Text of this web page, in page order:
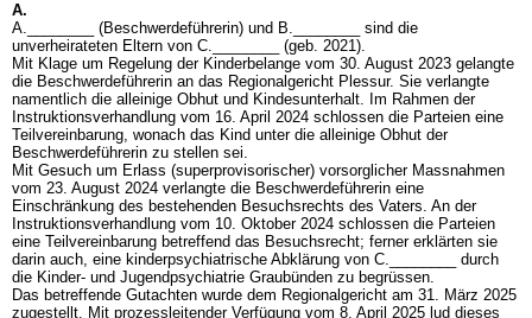
A.
A.________ (Beschwerdeführerin) und B.________ sind die
unverheirateten Eltern von C.________ (geb. 2021).
Mit Klage um Regelung der Kinderbelange vom 30. August 2023 gelangte
die Beschwerdeführerin an das Regionalgericht Plessur. Sie verlangte
namentlich die alleinige Obhut und Kindesunterhalt. Im Rahmen der
Instruktionsverhandlung vom 16. April 2024 schlossen die Parteien eine
Teilvereinbarung, wonach das Kind unter die alleinige Obhut der
Beschwerdeführerin zu stellen sei.
Mit Gesuch um Erlass (superprovisorischer) vorsorglicher Massnahmen
vom 23. August 2024 verlangte die Beschwerdeführerin eine
Einschränkung des bestehenden Besuchsrechts des Vaters. An der
Instruktionsverhandlung vom 10. Oktober 2024 schlossen die Parteien
eine Teilvereinbarung betreffend das Besuchsrecht; ferner erklärten sie
darin auch, eine kinderpsychiatrische Abklärung von C.________ durch
die Kinder- und Jugendpsychiatrie Graubünden zu begrüssen.
Das betreffende Gutachten wurde dem Regionalgericht am 31. März 2025
zugestellt. Mit prozessleitender Verfügung vom 8. April 2025 lud dieses